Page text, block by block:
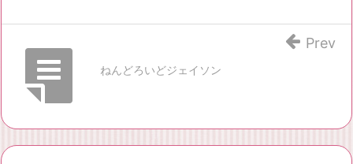
ねんどろいどジェイソン
Prev